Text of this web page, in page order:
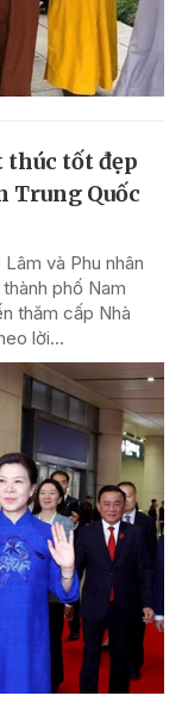
tốt đẹp
Trung Quốc
và Phu nhân
phố Nam
thăm cấp Nhà
lời...